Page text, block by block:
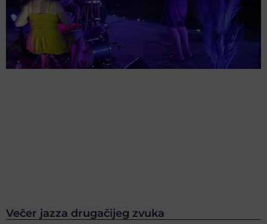
Večer jazza drugačijeg zvuka